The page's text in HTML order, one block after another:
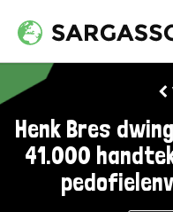
Henk Bres
41.000